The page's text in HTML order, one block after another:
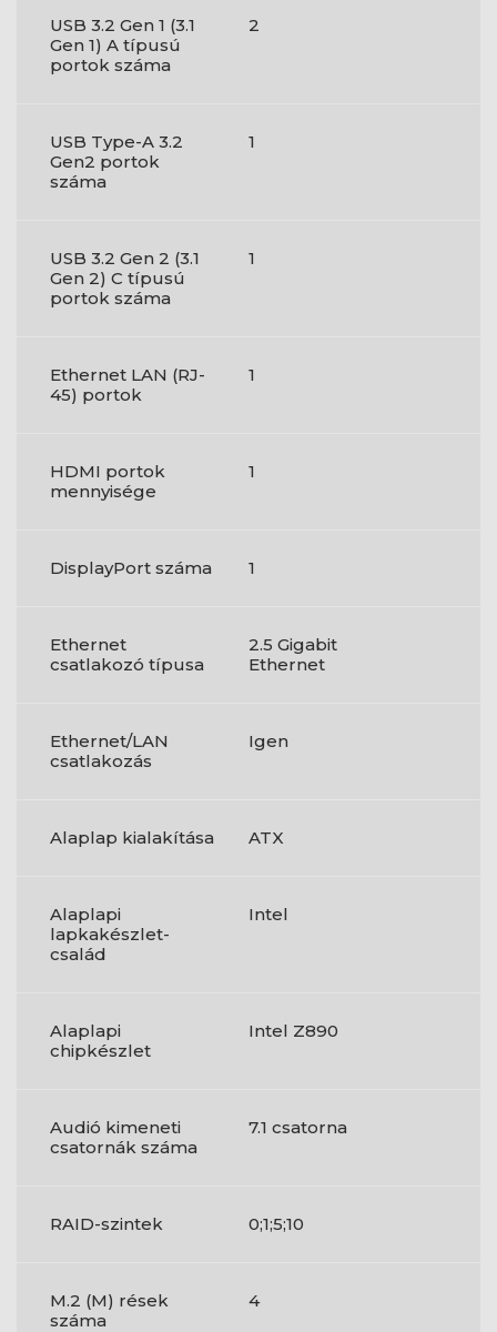
USB 3.2 Gen 1 (3.1
Gen 1) A típusú
portok száma
2
USB Type-A 3.2
Gen2 portok
száma
1
USB 3.2 Gen 2 (3.1
Gen 2) C típusú
portok száma
1
Ethernet LAN (RJ-
45) portok
1
HDMI portok
mennyisége
1
DisplayPort száma 1
Ethernet
csatlakozó típusa
2.5 Gigabit
Ethernet
Ethernet/LAN
csatlakozás
Igen
Alaplap kialakítása ATX
Alaplapi
lapkakészlet-
család
Intel
Alaplapi
chipkészlet
Intel Z890
Audió kimeneti
csatornák száma
7.1 csatorna
RAID-szintek 0;1;5;10
M.2 (M) rések
száma
4